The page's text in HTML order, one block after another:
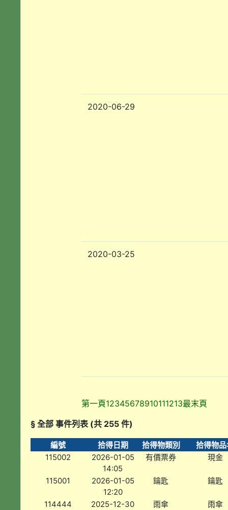
2020-06-29
2020-03-25
第一頁12345678910111213最末頁
§ 全部 事件列表 (共 255 件)
編號 拾得日期 拾得物類別
拾得物
115002
2026-01-05
14:05
有價票券 現金
115001
2026-01-05
12:20
鑰匙 鑰匙
114444
2025-12-30
雨傘 雨傘